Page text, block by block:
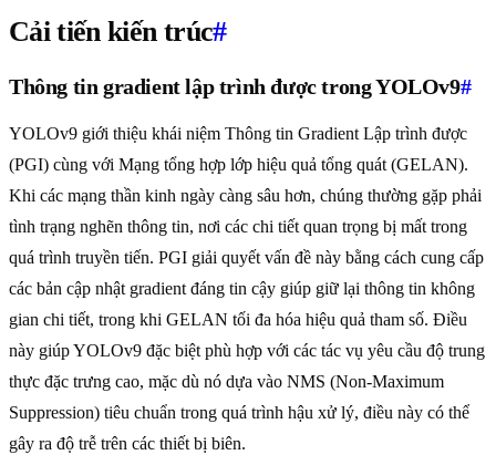
Cải tiến kiến trúc#
Thông tin gradient lập trình được trong YOLOv9#
YOLOv9 giới thiệu khái niệm Thông tin Gradient Lập trình được
(PGI) cùng với Mạng tổng hợp lớp hiệu quả tổng quát (GELAN).
Khi các mạng thần kinh ngày càng sâu hơn, chúng thường gặp phải
tình trạng nghẽn thông tin, nơi các chi tiết quan trọng bị mất trong
quá trình truyền tiến. PGI giải quyết vấn đề này bằng cách cung cấp
các bản cập nhật gradient đáng tin cậy giúp giữ lại thông tin không
gian chi tiết, trong khi GELAN tối đa hóa hiệu quả tham số. Điều
này giúp YOLOv9 đặc biệt phù hợp với các tác vụ yêu cầu độ trung
thực đặc trưng cao, mặc dù nó dựa vào NMS (Non-Maximum
Suppression) tiêu chuẩn trong quá trình hậu xử lý, điều này có thể
gây ra độ trễ trên các thiết bị biên.